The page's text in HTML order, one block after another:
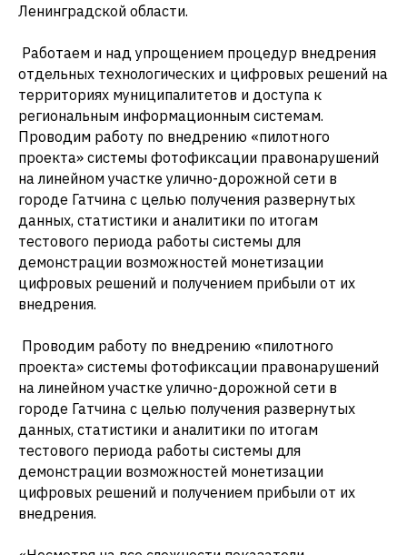
Ленинградской области.
Работаем и над упрощением процедур внедрения
отдельных технологических и цифровых решений на
территориях муниципалитетов и доступа к
региональным информационным системам.
Проводим работу по внедрению «пилотного
проекта» системы фотофиксации правонарушений
на линейном участке улично-дорожной сети в
городе Гатчина с целью получения развернутых
данных, статистики и аналитики по итогам
тестового периода работы системы для
демонстрации возможностей монетизации
цифровых решений и получением прибыли от их
внедрения.
Проводим работу по внедрению «пилотного
проекта» системы фотофиксации правонарушений
на линейном участке улично-дорожной сети в
городе Гатчина с целью получения развернутых
данных, статистики и аналитики по итогам
тестового периода работы системы для
демонстрации возможностей монетизации
цифровых решений и получением прибыли от их
внедрения.